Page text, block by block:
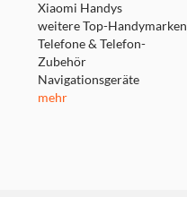
Xiaomi Handys
weitere Top-Handymarken
Telefone & Telefon-
Zubehör
Navigationsgeräte
mehr